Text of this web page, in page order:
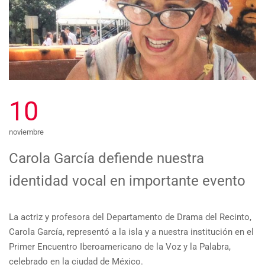
10
noviembre
Carola García defiende nuestra
identidad vocal en importante evento
La actriz y profesora del Departamento de Drama del Recinto,
Carola García, representó a la isla y a nuestra institución en el
Primer Encuentro Iberoamericano de la Voz y la Palabra,
celebrado en la ciudad de México.